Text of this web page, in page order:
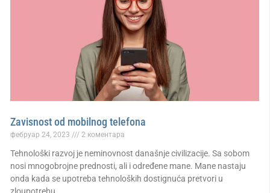
Zavisnost od mobilnog telefona
фебруар 24, 2023 2 коментара
Tehnološki razvoj je neminovnost današnje civilizacije. Sa sobom
nosi mnogobrojne prednosti, ali i određene mane. Mane nastaju
onda kada se upotreba tehnoloških dostignuća pretvori u